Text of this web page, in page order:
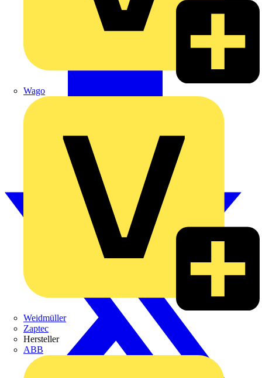
Wago
Weidmüller
Zaptec
Hersteller
ABB